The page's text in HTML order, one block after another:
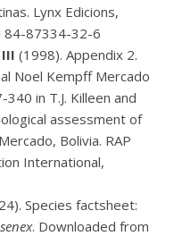
Lynx Edicions,
84-87334-32-6
(1998). Appendix 2.
Noel Kempff Mercado
in T.J. Killeen and
assessment of
Bolivia. RAP
International,
Species factsheet:
. Downloaded from